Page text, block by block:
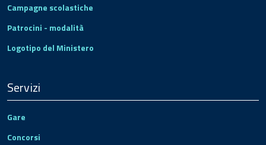
Campagne scolastiche
Patrocini - modalità
Logotipo del Ministero
Servizi
Gare
Concorsi